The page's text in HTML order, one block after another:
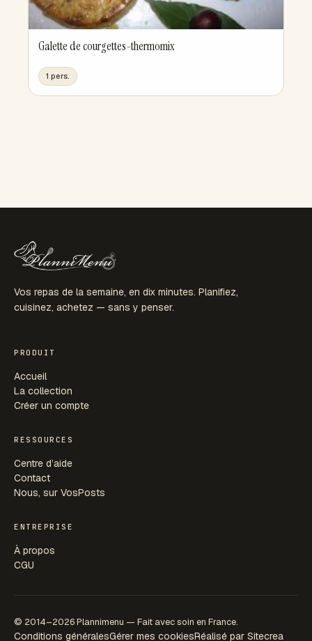
Galette de courgettes-thermomix
1 pers.
Vos repas de la semaine, en dix minutes. Planifiez,
cuisinez, achetez — sans y penser.
PRODUIT
Accueil
La collection
Créer un compte
RESSOURCES
Centre d’aide
Contact
Nous, sur VosPosts
ENTREPRISE
À propos
CGU
© 2014–2026 Plannimenu — Fait avec soin en France.
Conditions généralesGérer mes cookiesRéalisé par Sitecrea